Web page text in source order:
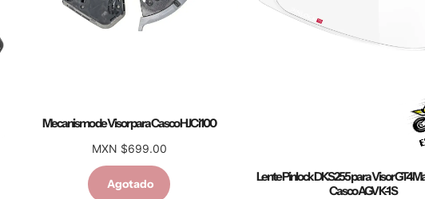
Mecanismo de Visor para Casco HJC i100
MXN $699.00
Agotado
Lente Pinlock DKS255 para Visor GT4
Casco AGV K-1 S